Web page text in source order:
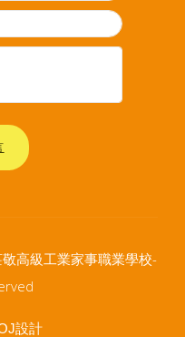
高級工業家事職業學校-
設計